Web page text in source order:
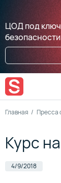
ЦОД под
безопасности
Главная Пресса
Курс
4/9/2018